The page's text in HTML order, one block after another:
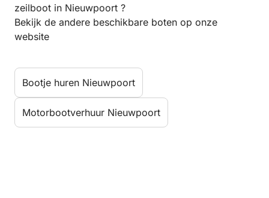
zeilboot in Nieuwpoort ?
Bekijk de andere beschikbare boten op onze
website
Bootje huren Nieuwpoort
Motorbootverhuur Nieuwpoort